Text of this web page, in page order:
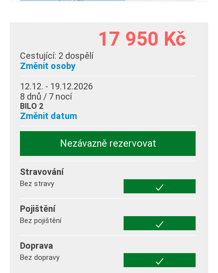
17 950 Kč
Cestující: 2 dospělí
Změnit osoby
12.12. - 19.12.2026
8 dnů / 7 nocí
BILO 2
Změnit datum
Nezávazně rezervovat
Stravování
Bez stravy
Pojištění
Bez pojištění
Doprava
Bez dopravy